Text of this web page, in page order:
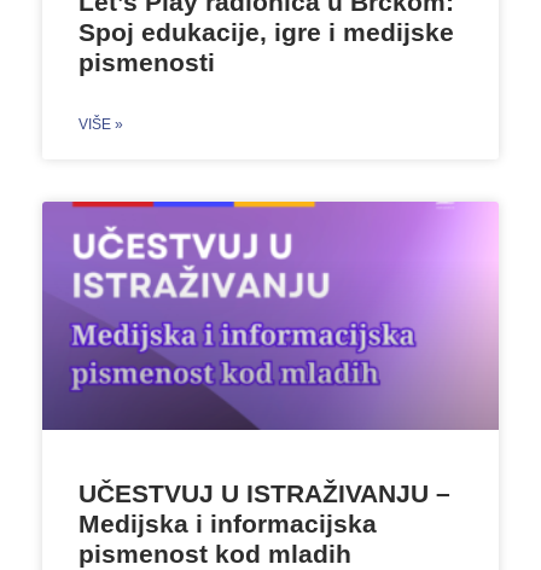
Spoj edukacije, igre i medijske
pismenosti
VIŠE »
UČESTVUJ U ISTRAŽIVANJU –
Medijska i informacijska
pismenost kod mladih